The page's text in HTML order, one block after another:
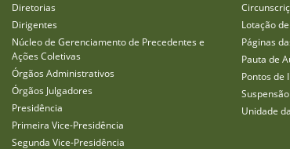
Diretorias
Dirigentes
Núcleo de Gerenciamento de Precedentes e
Ações Coletivas
Órgãos Administrativos
Órgãos Julgadores
Presidência
Primeira Vice-Presidência
Segunda Vice-Presidência
Lotação
Páginas
Pauta de
Pontos de
Unidade